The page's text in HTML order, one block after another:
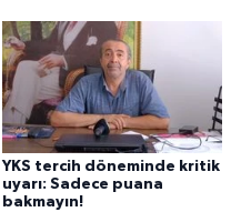
YKS tercih döneminde kritik
uyarı: Sadece puana
bakmayın!